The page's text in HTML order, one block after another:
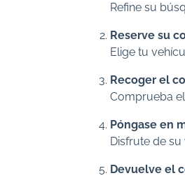
Refine su
Reserve su
Elige tu
Recoger el
Comprueba
Póngase en
Disfrute de
Devuelve el